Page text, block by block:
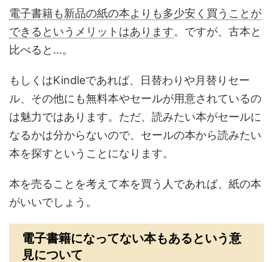
電子書籍も新品の紙の本よりも多少安く買うことが
できるというメリットはあります。ですが、古本と
比べると…。
もしくはKindleであれば、日替わりや月替りセー
ル、その他にも無料本やセールが用意されているの
は魅力ではあります。ただ、読みたい本がセールに
なるかは分からないので、セールの本から読みたい
本を探すということになります。
本を売ることを考えて本を買う人であれば、紙の本
がいいでしょう。
電子書籍になってない本もあるという意
見について